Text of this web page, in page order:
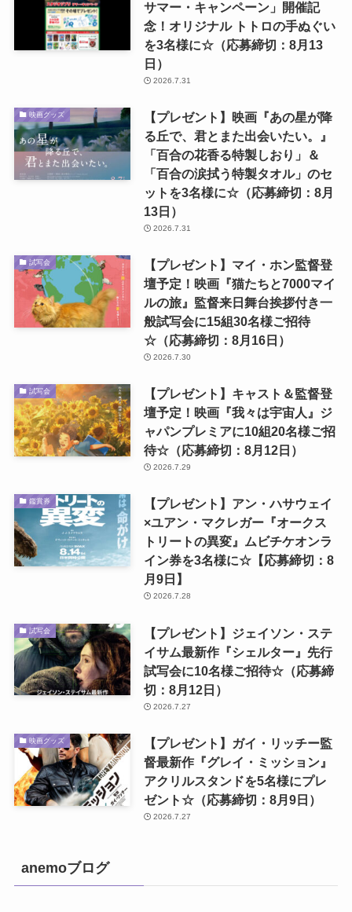
サマー・キャンペーン」開催記
念！オリジナル トトロの手ぬぐい
を3名様に☆（応募締切：8月13
日）
2026.7.31
映画グッズ
【プレゼント】映画『あの星が降
る丘で、君とまた出会いたい。』
「百合の花香る特製しおり」＆
「百合の涙拭う特製タオル」のセ
ットを3名様に☆（応募締切：8月
13日）
2026.7.31
試写会
【プレゼント】マイ・ホン監督登
壇予定！映画『猫たちと7000マイ
ルの旅』監督来日舞台挨拶付き一
般試写会に15組30名様ご招待
☆（応募締切：8月16日）
2026.7.30
試写会
【プレゼント】キャスト＆監督登
壇予定！映画『我々は宇宙人』ジ
ャパンプレミアに10組20名様ご招
待☆（応募締切：8月12日）
2026.7.29
鑑賞券
【プレゼント】アン・ハサウェイ
×ユアン・マクレガー『オークス
トリートの異変』ムビチケオンラ
イン券を3名様に☆【応募締切：8
月9日】
2026.7.28
試写会
【プレゼント】ジェイソン・ステ
イサム最新作『シェルター』先行
試写会に10名様ご招待☆（応募締
切：8月12日）
2026.7.27
映画グッズ
【プレゼント】ガイ・リッチー監
督最新作『グレイ・ミッション』
アクリルスタンドを5名様にプレ
ゼント☆（応募締切：8月9日）
2026.7.27
anemoブログ